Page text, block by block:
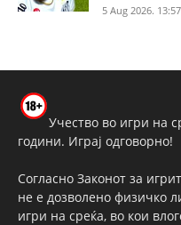
5 Aug 2026. 13:57
Учество во игри на
години. Играј одговорно!
Согласно Законот за
не е дозволено физичко
игри на среќа, во кои